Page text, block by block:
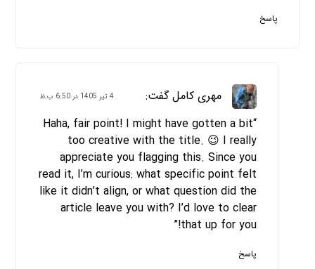
پاسخ
مهری کامل گفت: 4 تیر 1405 در 6:50 ب.ظ
“Haha, fair point! I might have gotten a bit
too creative with the title. 😉 I really
appreciate you flagging this. Since you
read it, I’m curious: what specific point felt
like it didn’t align, or what question did the
article leave you with? I’d love to clear
that up for you!”
پاسخ